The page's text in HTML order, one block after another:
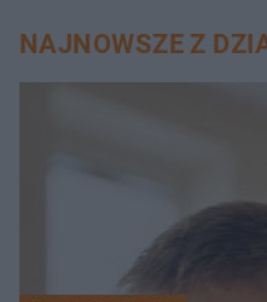
NAJNOWSZE Z